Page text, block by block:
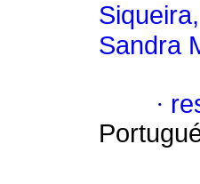
Sandra
·